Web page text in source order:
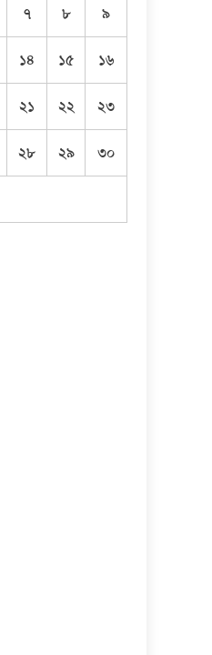
৭ ৮ ৯
১৪ ১৫ ১৬
২১ ২২ ২৩
২৮ ২৯ ৩০